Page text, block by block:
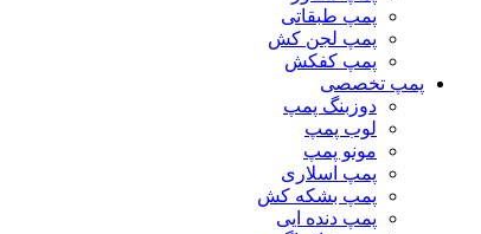
پمپ طبقاتی
پمپ لجن کش
پمپ کفکش
پمپ تخصصی
دوزبنگ پمپ
لوب پمپ
مونو پمپ
پمپ اسلاری
پمپ بشکه کش
پمپ دنده ایی